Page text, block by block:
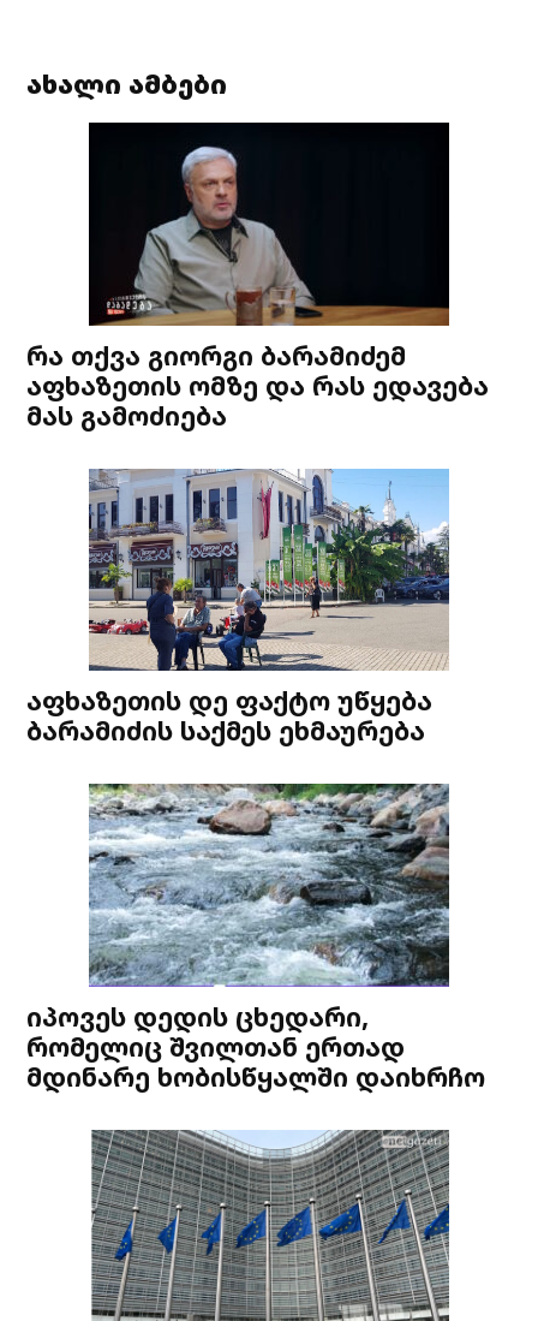
ახალი ამბები
რა თქვა გიორგი ბარამიძემ
აფხაზეთის ომზე და რას ედავება
მას გამოძიება
აფხაზეთის დე ფაქტო უწყება
ბარამიძის საქმეს ეხმაურება
იპოვეს დედის ცხედარი,
რომელიც შვილთან ერთად
მდინარე ხობისწყალში დაიხრჩო